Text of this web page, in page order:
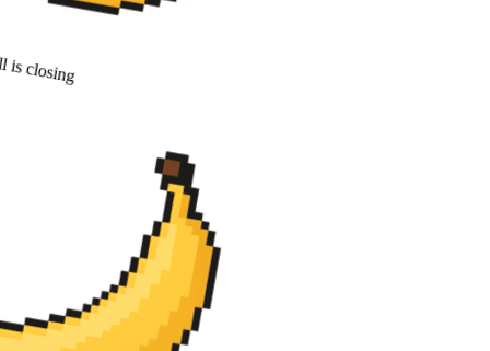
closing